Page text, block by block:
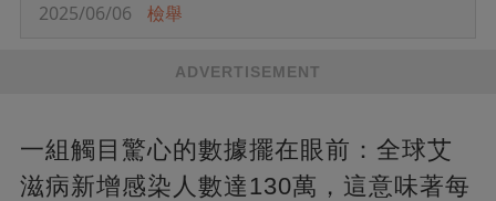
2025/06/06 檢舉
ADVERTISEMENT
一組觸目驚心的數據擺在眼前：全球艾
滋病新增感染人數達130萬，這意味著每